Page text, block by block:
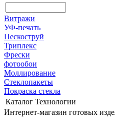
Витражи
УФ-печать
Пескоструй
Триплекс
Фрески
фотообои
Моллирование
Стеклопакеты
Покраска стекла
Каталог Технологии
Интернет-магазин готовых